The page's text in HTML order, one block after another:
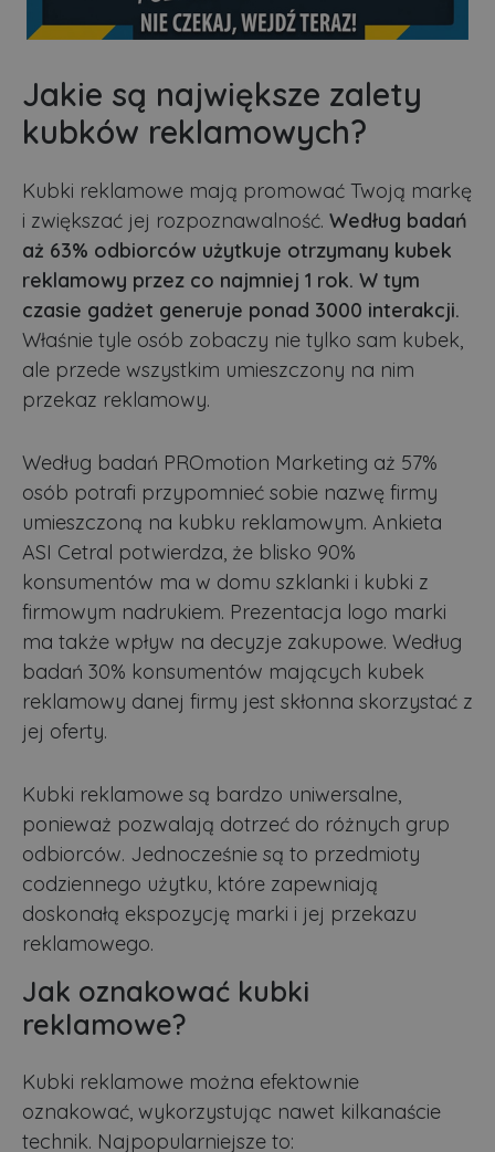
Jakie są największe zalety
kubków reklamowych?
Kubki reklamowe mają promować Twoją markę
i zwiększać jej rozpoznawalność. Według badań
aż 63% odbiorców użytkuje otrzymany kubek
reklamowy przez co najmniej 1 rok. W tym
czasie gadżet generuje ponad 3000 interakcji.
Właśnie tyle osób zobaczy nie tylko sam kubek,
ale przede wszystkim umieszczony na nim
przekaz reklamowy.
Według badań PROmotion Marketing aż 57%
osób potrafi przypomnieć sobie nazwę firmy
umieszczoną na kubku reklamowym. Ankieta
ASI Cetral potwierdza, że blisko 90%
konsumentów ma w domu szklanki i kubki z
firmowym nadrukiem. Prezentacja logo marki
ma także wpływ na decyzje zakupowe. Według
badań 30% konsumentów mających kubek
reklamowy danej firmy jest skłonna skorzystać z
jej oferty.
Kubki reklamowe są bardzo uniwersalne,
ponieważ pozwalają dotrzeć do różnych grup
odbiorców. Jednocześnie są to przedmioty
codziennego użytku, które zapewniają
doskonałą ekspozycję marki i jej przekazu
reklamowego.
Jak oznakować kubki
reklamowe?
Kubki reklamowe można efektownie
oznakować, wykorzystując nawet kilkanaście
technik. Najpopularniejsze to: